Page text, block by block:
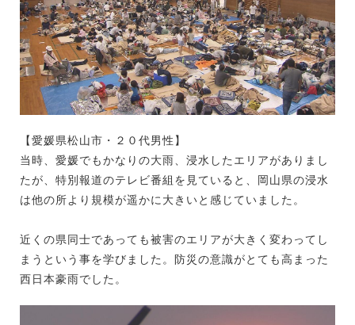
【愛媛県松山市・２０代男性】
当時、愛媛でもかなりの大雨、浸水したエリアがありまし
たが、特別報道のテレビ番組を見ていると、岡山県の浸水
は他の所より規模が遥かに大きいと感じていました。
近くの県同士であっても被害のエリアが大きく変わってし
まうという事を学びました。防災の意識がとても高まった
西日本豪雨でした。